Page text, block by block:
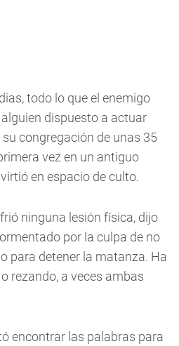
todo lo que el enemigo
dispuesto a actuar
su congregación de unas 35
vez en un antiguo
en espacio de culto.
ninguna lesión física, dijo
por la culpa de no
para detener la matanza. Ha
rezando, a veces ambas
encontrar las palabras para